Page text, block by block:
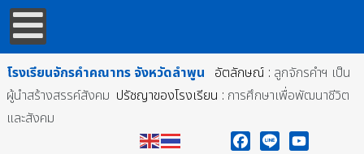
โรงเรียนจักรคำคณาทร จังหวัดลำพูน อัตลักษณ์ : ลูกจักรคำฯ เป็น
ผู้นำสร้างสรรค์สังคม ปรัชญาของโรงเรียน : การศึกษาเพื่อพัฒนาชีวิต
และสังคม